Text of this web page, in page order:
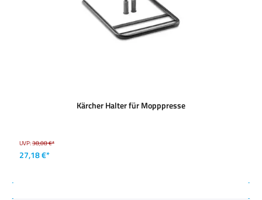
Kärcher Halter für Mopppresse
UVP:38,08 €*
27,18 €*